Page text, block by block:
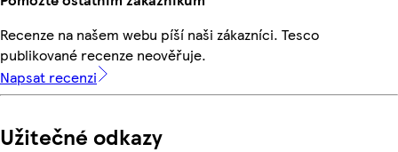
Recenze na našem webu píší naši zákazníci. Tesco
publikované recenze neověřuje.
Napsat recenzi
Užitečné odkazy